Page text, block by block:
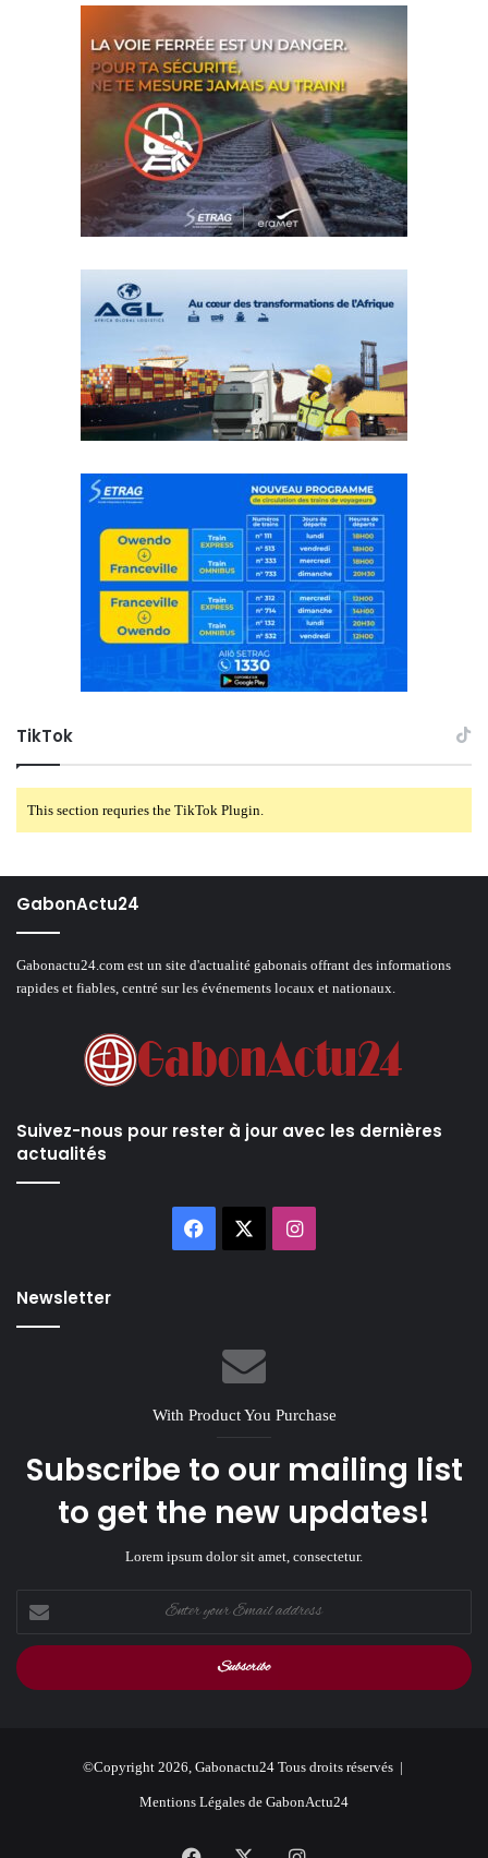
TikTok
This section requries the TikTok Plugin.
GabonActu24
Gabonactu24.com est un site d'actualité gabonais offrant des informations
rapides et fiables, centré sur les événements locaux et nationaux.
Suivez-nous pour rester à jour avec les dernières
actualités
Facebook Instagram
Newsletter
With Product You Purchase
Subscribe to our mailing list
to get the new updates!
Lorem ipsum dolor sit amet, consectetur.
your
Email
address
©Copyright 2026, Gabonactu24 Tous droits réservés |
Mentions Légales de GabonActu24